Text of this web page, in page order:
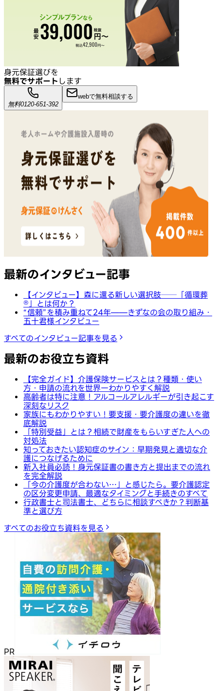
身元保証選びを
無料でサポート します
無料0120-651-392
webで無料相談する
最新のインタビュー記事
【インタビュー】森に還る新しい選択肢──「循環葬
®︎」とは何か？
“信頼”を積み重ねて24年——きずなの会の取り組み・
五十君様インタビュー
すべてのインタビュー記事を見る
最新のお役立ち資料
【完全ガイド】介護保険サービスとは？種類・使い
方・申請の流れを世界一わかりやすく解説
高齢者は特に注意！アルコールアレルギーが引き起こす
深刻なリスク
家族にもわかりやすい！要支援・要介護度の違いを徹
底解説
「特別受益」とは？相続で財産をもらいすぎた人への
対処法
知っておきたい認知症のサイン：早期発見と適切な介
護につなげるために
新入社員必読！身元保証書の書き方と提出までの流れ
を完全解説
「今の介護度が合わない…」と感じたら。要介護認定
の区分変更申請、最適なタイミングと手続きのすべて
行政書士と司法書士、どちらに相談すべきか？判断基
準と選び方
すべてのお役立ち資料を見る
PR